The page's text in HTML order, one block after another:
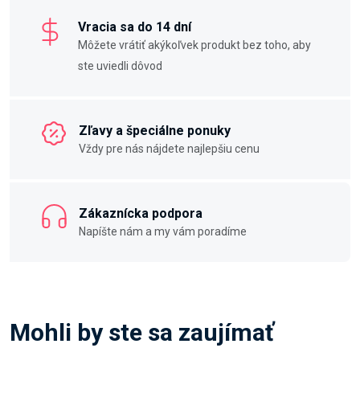
Vracia sa do 14 dní
Môžete vrátiť akýkoľvek produkt bez toho, aby
ste uviedli dôvod
Zľavy a špeciálne ponuky
Vždy pre nás nájdete najlepšiu cenu
Zákaznícka podpora
Napíšte nám a my vám poradíme
Mohli by ste sa zaujímať